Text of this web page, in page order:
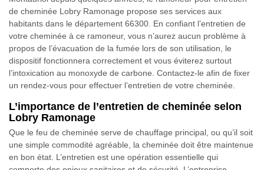
de cheminée Lobry Ramonage propose ses services aux
habitants dans le département 66300. En confiant l’entretien de
votre cheminée à ce ramoneur, vous n’aurez aucun problème à
propos de l’évacuation de la fumée lors de son utilisation, le
dispositif fonctionnera correctement et vous éviterez surtout
l’intoxication au monoxyde de carbone. Contactez-le afin de fixer
un rendez-vous pour effectuer l’entretien de votre cheminée.
L’importance de l’entretien de cheminée selon
Lobry Ramonage
Que le feu de cheminée serve de chauffage principal, ou qu’il soit
une simple commodité agréable, la cheminée doit être maintenue
en bon état. L’entretien est une opération essentielle qui